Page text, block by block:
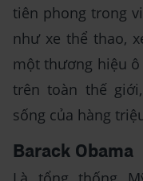
tiên phong trong
như xe thể thao,
một thương hiệu
trên toàn thế
sống của hàng
Barack Obama